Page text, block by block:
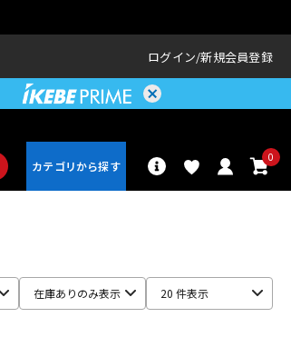
ログイン 新規会員登録
0
在庫ありのみ表示 20 件表示